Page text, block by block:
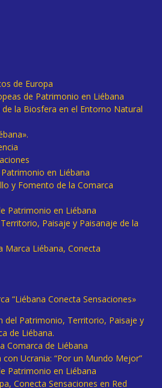
de Europa
de Patrimonio en Liébana
de la Biosfera en el Entorno Natural
en Liébana
y Fomento de la Comarca
Patrimonio en Liébana
Paisaje y Paisanaje de la
Marca Liébana, Conecta
“Liébana Conecta Sensaciones»
del Patrimonio, Territorio, Paisaje y
de Liébana.
Comarca de Liébana
Ucrania: “Por un Mundo Mejor”
Patrimonio en Liébana
Conecta Sensaciones en Red